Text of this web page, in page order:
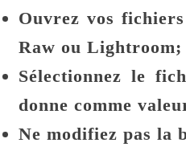
Ouvrez vos
Raw ou Lightroom;
Sélectionnez le
donne comme
Ne modifiez pas la